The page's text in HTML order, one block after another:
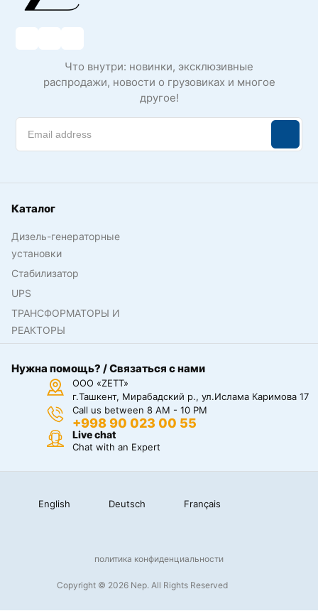
Что внутри: новинки, эксклюзивные
распродажи, новости о грузовиках и многое
другое!
Каталог
Дизель-генераторные
установки
Стабилизатор
UPS
ТРАНСФОРМАТОРЫ И
РЕАКТОРЫ
Нужна помощь? / Связаться с нами
ООО «ZETT»
г.Ташкент, Мирабадский р., ул.Ислама Каримова 17
Call us between 8 AM - 10 PM
+998 90 023 00 55
Live chat
Chat with an Expert
English Deutsch Français
Copyright © 2026 Nep. All Rights Reserved
политика конфиденциальности